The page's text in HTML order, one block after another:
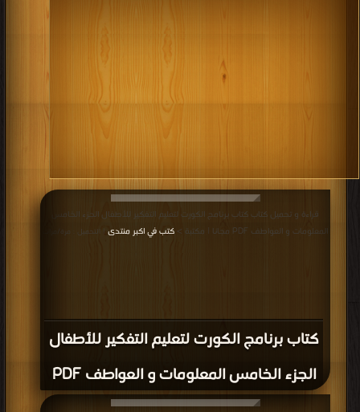
كتاب برنامج الكورت لتعليم التفكير للأطفال
الجزء الخامس المعلومات و العواطف PDF
قراءة و تحميل كتاب كتاب برنامج الكورت لتعليم التفكير للأطفال الجزء الخامس
المعلومات و العواطف PDF مجانا | مكتبة >
كتب في اكبر منتدى | التحميل : مرة/مرات